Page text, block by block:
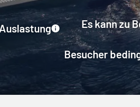
Es kann zu
Besucher